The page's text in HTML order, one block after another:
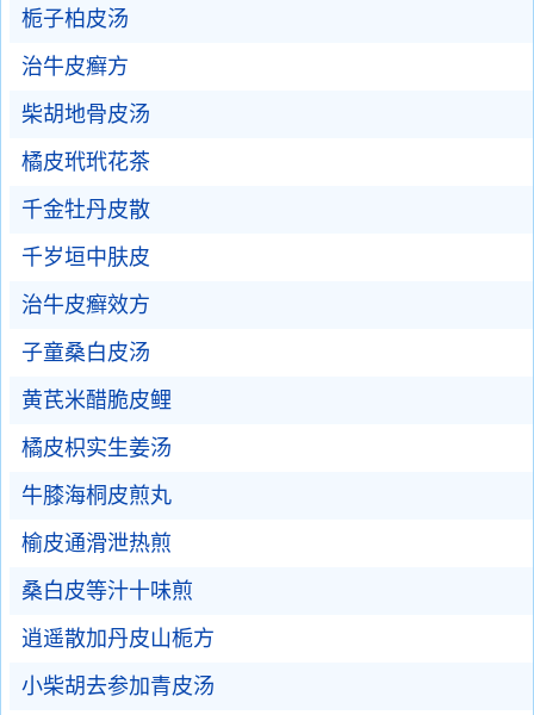
栀子柏皮汤
治牛皮癣方
柴胡地骨皮汤
橘皮玳玳花茶
千金牡丹皮散
千岁垣中肤皮
治牛皮癣效方
子童桑白皮汤
黄芪米醋脆皮鲤
橘皮枳实生姜汤
牛膝海桐皮煎丸
榆皮通滑泄热煎
桑白皮等汁十味煎
逍遥散加丹皮山栀方
小柴胡去参加青皮汤